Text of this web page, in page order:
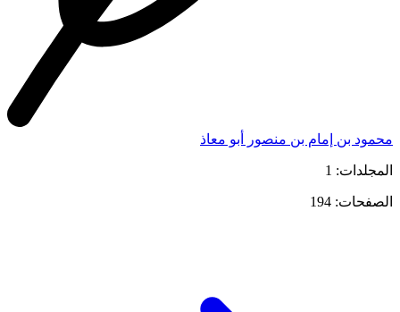
محمود بن إمام بن منصور أبو معاذ
المجلدات: 1
الصفحات: 194